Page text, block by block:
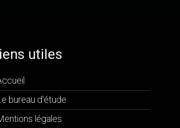
utiles
bureau d'étude
légales